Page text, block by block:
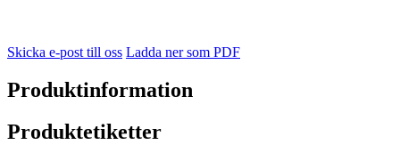
Skicka e-post till oss Ladda ner som PDF
Produktinformation
Produktetiketter